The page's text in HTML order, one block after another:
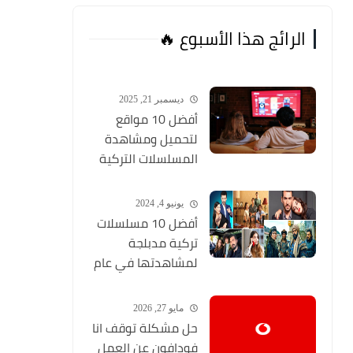
الرائج هذا الأسبوع 🔥
ديسمبر 21, 2025
أفضل 10 مواقع
لتحميل ومشاهدة
المسلسلات التركية
يونيو 4, 2024
أفضل 10 مسلسلات
تركية مدبلجة
لمشاهدتها في عام
المسلسلات التركية
HD)
مايو 27, 2026
حل مشكلة توقف انا
فودافون عن العمل